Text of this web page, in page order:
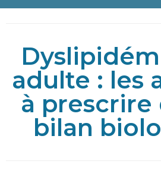
adulte : les
à prescrire
bilan